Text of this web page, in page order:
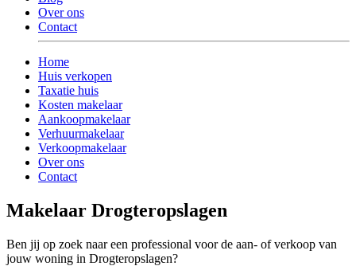
Over ons
Contact
Home
Huis verkopen
Taxatie huis
Kosten makelaar
Aankoopmakelaar
Verhuurmakelaar
Verkoopmakelaar
Over ons
Contact
Makelaar Drogteropslagen
Ben jij op zoek naar een professional voor de aan- of verkoop van
jouw woning in Drogteropslagen?